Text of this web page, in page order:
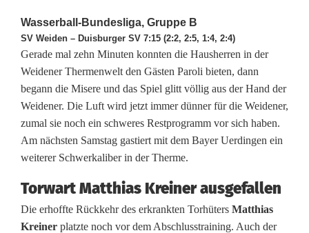
e
i
d
e
n
e
W
a
Wasserball-Bundesliga, Gruppe B
SV Weiden – Duisburger SV 7:15 (2:2, 2:5, 1:4, 2:4)
Gerade mal zehn Minuten konnten die Hausherren in der
Weidener Thermenwelt den Gästen Paroli bieten, dann
begann die Misere und das Spiel glitt völlig aus der Hand der
Weidener. Die Luft wird jetzt immer dünner für die Weidener,
zumal sie noch ein schweres Restprogramm vor sich haben.
Am nächsten Samstag gastiert mit dem Bayer Uerdingen ein
weiterer Schwerkaliber in der Therme.
Torwart Matthias Kreiner ausgefallen
Die erhoffte Rückkehr des erkrankten Torhüters Matthias
Kreiner platzte noch vor dem Abschlusstraining. Auch der